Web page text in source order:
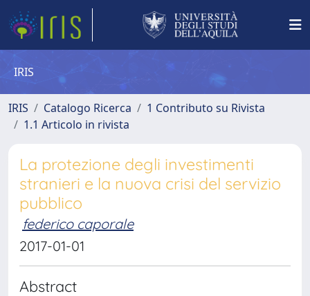
IRIS
IRIS Catalogo Ricerca
1 Contributo su Rivista
1.1 Articolo in rivista
La protezione degli investimenti
stranieri e la nuova crisi del servizio
pubblico
federico caporale
2017-01-01
Abstract